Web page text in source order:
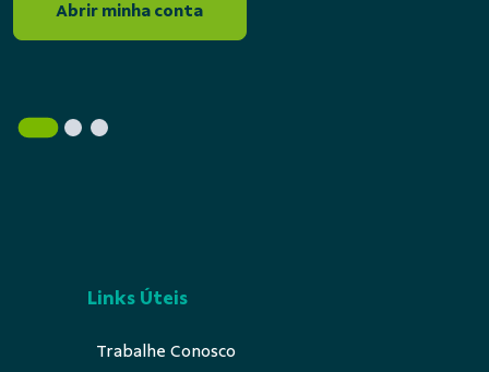
Abrir minha conta
Links Úteis
Trabalhe Conosco